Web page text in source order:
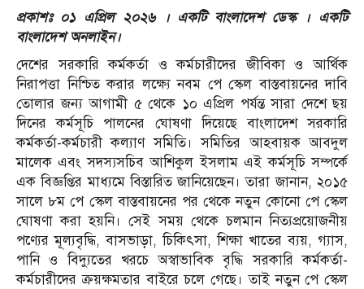
প্রকাশঃ ০১ এপ্রিল ২০২৬ । একটি বাংলাদেশ ডেস্ক । একটি
বাংলাদেশ অনলাইন।
দেশের সরকারি কর্মকর্তা ও কর্মচারীদের জীবিকা ও আর্থিক
নিরাপত্তা নিশ্চিত করার লক্ষ্যে নবম পে স্কেল বাস্তবায়নের দাবি
তোলার জন্য আগামী ৫ থেকে ১০ এপ্রিল পর্যন্ত সারা দেশে ছয়
দিনের কর্মসূচি পালনের ঘোষণা দিয়েছে বাংলাদেশ সরকারি
কর্মকর্তা-কর্মচারী কল্যাণ সমিতি। সমিতির আহবায়ক আবদুল
মালেক এবং সদস্যসচিব আশিকুল ইসলাম এই কর্মসূচি সম্পর্কে
এক বিজ্ঞপ্তির মাধ্যমে বিস্তারিত জানিয়েছেন। তারা জানান, ২০১৫
সালে ৮ম পে স্কেল বাস্তবায়নের পর থেকে নতুন কোনো পে স্কেল
ঘোষণা করা হয়নি। সেই সময় থেকে চলমান নিত্যপ্রয়োজনীয়
পণ্যের মূল্যবৃদ্ধি, বাসভাড়া, চিকিৎসা, শিক্ষা খাতের ব্যয়, গ্যাস,
পানি ও বিদ্যুতের খরচে অস্বাভাবিক বৃদ্ধি সরকারি কর্মকর্তা-
কর্মচারীদের ক্রয়ক্ষমতার বাইরে চলে গেছে। তাই নতুন পে স্কেল